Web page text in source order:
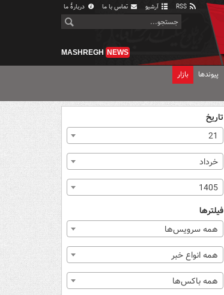
آرشیو تماس با ما دربارهٔ ما
MASHREGH NEWS
پیوندها بازار
تاریخ
21
خرداد
1405
فیلترها
همه سرویس‌ها
همه انواع خبر
همه باکس‌ها